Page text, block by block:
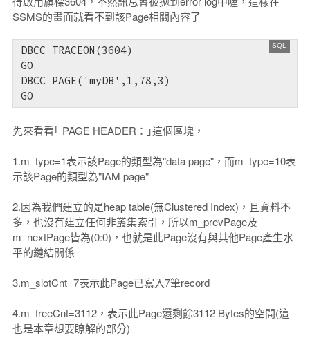
SSMS的畫面就看不到該Page相關內容了
DBCC TRACEON(3604)
GO
DBCC PAGE('myDB',1,78,3)
GO
先來看看｢ PAGE HEADER：｣這個區塊，
1.m_type=1表示該Page的類型為"data page"，而m_type=10表
示該Page的類型為"IAM page"
2.因為我們建立的是heap table(無Clustered Index)，且資料不
多，也沒有建立任何非叢集索引，所以m_prevPage及
m_nextPage皆為(0:0)，也就是此Page沒有與其他Page產生水
平的鏈結關係
3.m_slotCnt=7表示此Page已寫入7筆record
4.m_freeCnt=3112，表示此Page還剩餘3112 Bytes的空間(這
也是本章想要瞭解的部分)